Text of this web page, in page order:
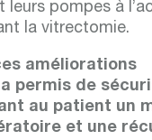
leurs pompes à
la vitrectomie.
améliorations
permis de
au patient un
et une